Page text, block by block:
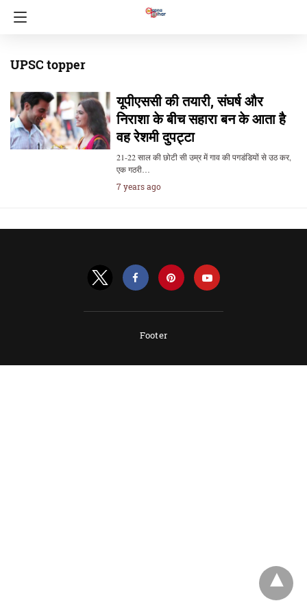
UPSC topper
यूपीएससी की तयारी, संघर्ष और
निराशा के बीच सहारा बन के आता है
वह रेशमी दुपट्टा
21-22 साल की छोटी सी उम्र में गाव की पगडंडियों से उठ कर,
एक गठरी…
7 years ago
Footer